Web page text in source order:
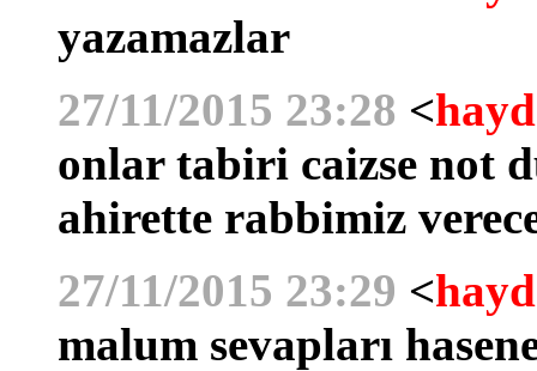
yazamazlar
27/11/2015 23:28 <
onlar tabiri caizse not
ahirette rabbimiz
27/11/2015 23:29 <
malum sevapları